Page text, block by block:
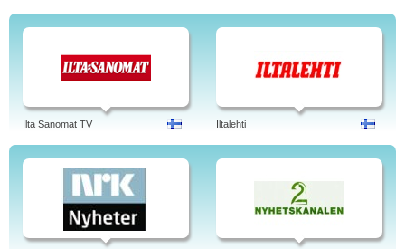
Ilta Sanomat TV Iltalehti